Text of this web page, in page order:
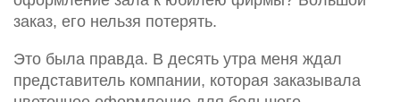
заказ, его нельзя потерять.
Это была правда. В десять утра меня ждал
представитель компании, которая заказывала